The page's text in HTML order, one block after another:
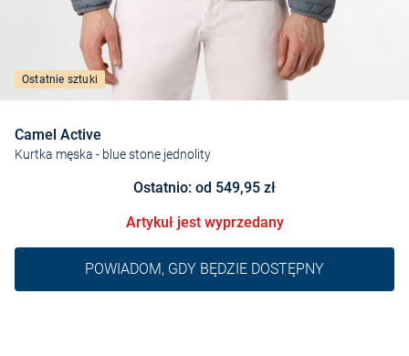
Ostatnie sztuki
Camel Active
Kurtka męska - blue stone jednolity
Ostatnio: od 549,95 zł
Artykuł jest wyprzedany
POWIADOM, GDY BĘDZIE DOSTĘPNY